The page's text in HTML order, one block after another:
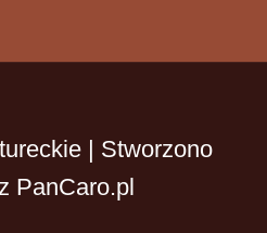
| Stworzono
PanCaro.pl